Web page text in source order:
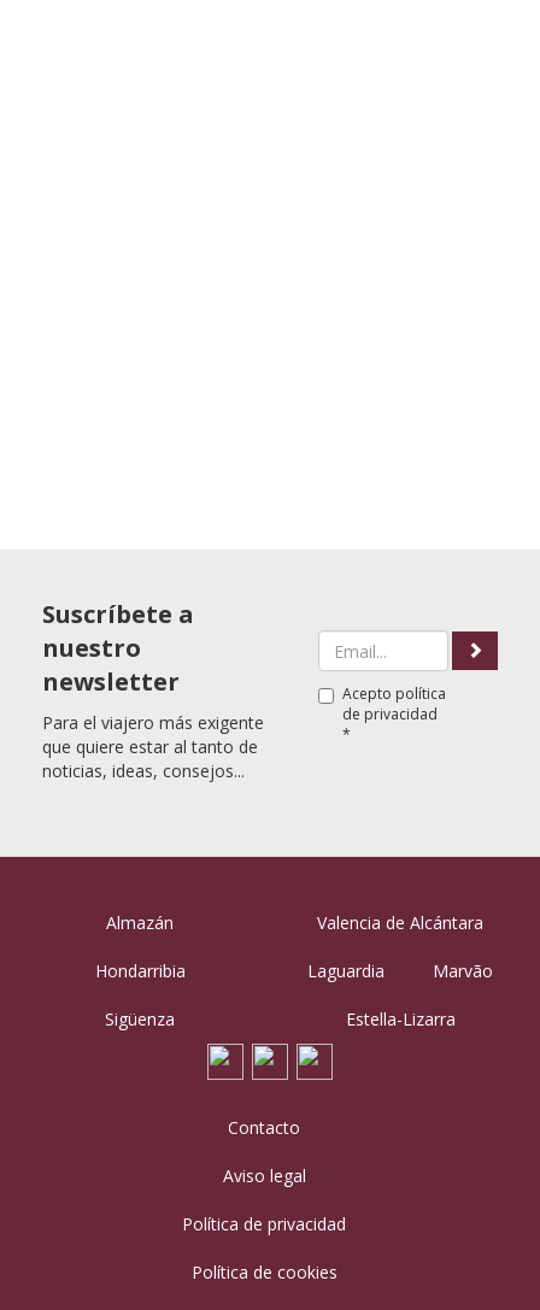
Suscríbete a
nuestro
newsletter
Para el viajero más exigente
que quiere estar al tanto de
noticias, ideas, consejos...
Acepto política
de privacidad
*
Almazán
Hondarribia
Sigüenza
Valencia de Alcántara
Laguardia Marvão
Estella-Lizarra
Contacto
Aviso legal
Política de privacidad
Política de cookies